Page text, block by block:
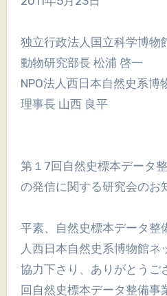
独立行政法人国立科学博物
動物研究部長 松浦 啓一
NPO法人西日本自然史系博
理事長 山西 良平
第１7回自然史標本データ
の発信に関する研究会のお
平素、自然史標本データ整
人西日本自然史系博物館ネ
協力下さり、ありがとうご
回自然史標本データ整備事